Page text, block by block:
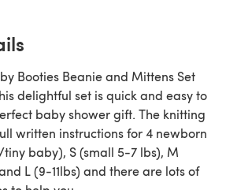
Booties Beanie and Mittens Set
delightful set is quick and easy to
baby shower gift. The knitting
written instructions for 4 newborn
baby), S (small 5-7 lbs), M
L (9-11lbs) and there are lots of